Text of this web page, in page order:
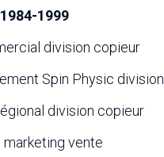
1999
division copieur
Spin Physic division
division copieur
vente